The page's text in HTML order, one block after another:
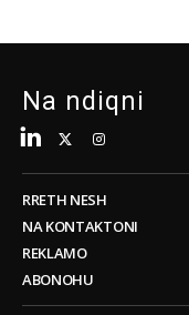
Na ndiqni
RRETH NESH
NA KONTAKTONI
REKLAMO
ABONOHU